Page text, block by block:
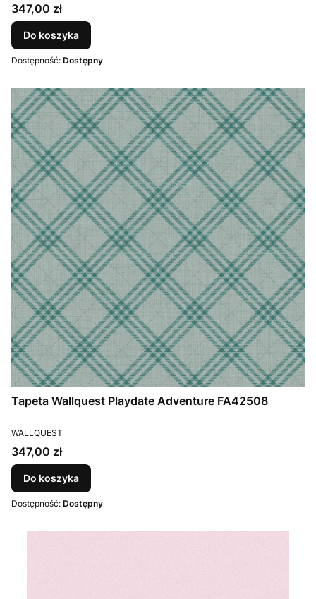
Cena
347,00 zł
Do koszyka
Dostępność: Dostępny
Tapeta Wallquest Playdate Adventure FA42508
PRODUCENT
WALLQUEST
Cena
347,00 zł
Do koszyka
Dostępność: Dostępny